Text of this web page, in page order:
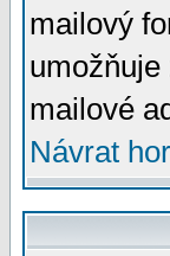
mailový
mailové
Návrat